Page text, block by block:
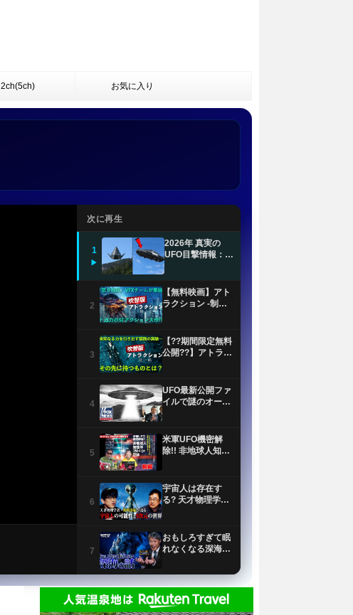
2ch(5ch) お気に入り
次に再生
1
▶
2026年 真実の
UFO目撃情報：一
2
【無料映画】アト
ラクション -制圧-
3
【??期間限定無料
公開??】アトラク
4
UFO最新公開ファ
イルで謎のオーブ
5
米軍UFO機密解
除!! 非地球人知性
ー チューブ）
2026年7月号
6
宇宙人は存在す
る? 天才物理学
で解説！
7
おもしろすぎて眠
れなくなる深海の
8
【イエス・キリス
トの謎】世界25億
人が信じる男の正